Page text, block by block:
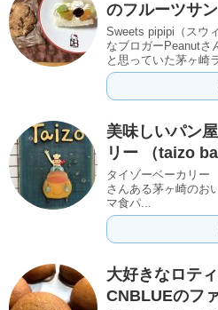
のフルーツサ
Sweets pipipi（スウ
なブロガーPeanutさ
と思っていた茅ヶ崎
美味しいパン
リー （taizo
タイゾーベーカリー
さんある茅ヶ崎のお
マ食パ...
大好きなロテ
CNBLUEのフ